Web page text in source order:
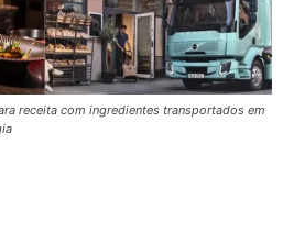
receita com ingredientes transportados em